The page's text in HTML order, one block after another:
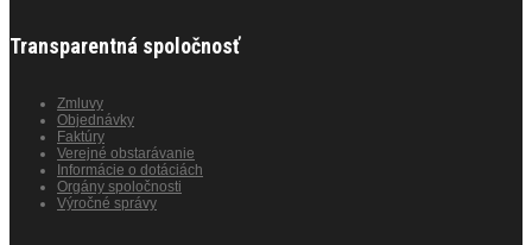
Transparentná spoločnosť
Zmluvy
Objednávky
Faktúry
Verejné obstarávanie
Informácie o dotáciách
Orgány spoločnosti
Výročné správy